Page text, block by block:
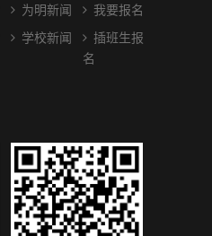
为明新闻
学校新闻
我要报名
插班生报
名